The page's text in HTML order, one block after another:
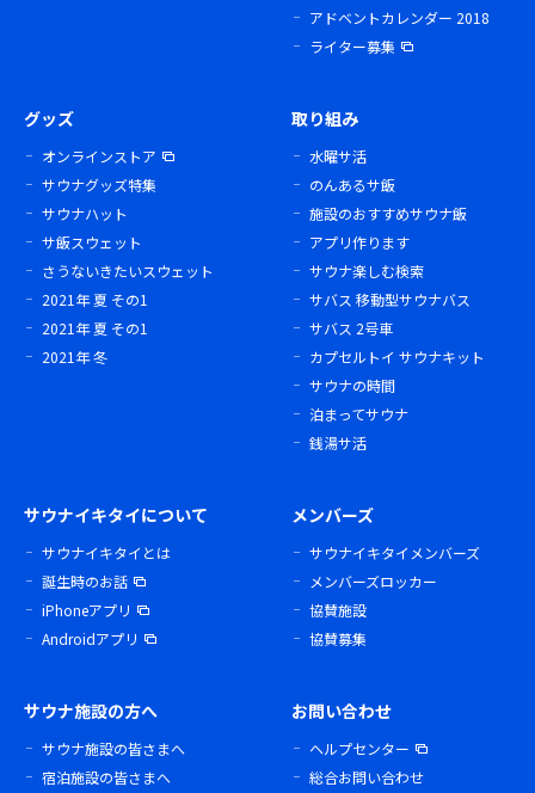
アドベントカレンダー 2018
ライター募集
グッズ
オンラインストア
サウナグッズ特集
サウナハット
サ飯スウェット
さうないきたいスウェット
2021年 夏 その1
2021年 夏 その1
2021年 冬
取り組み
水曜サ活
のんあるサ飯
施設のおすすめサウナ飯
アプリ作ります
サウナ楽しむ検索
サバス 移動型サウナバス
サバス 2号車
カプセルトイ サウナキット
サウナの時間
泊まってサウナ
銭湯サ活
サウナイキタイについて
サウナイキタイとは
誕生時のお話
iPhoneアプリ
Androidアプリ
メンバーズ
サウナイキタイメンバーズ
メンバーズロッカー
協賛施設
協賛募集
サウナ施設の方へ
サウナ施設の皆さまへ
宿泊施設の皆さまへ
お問い合わせ
ヘルプセンター
総合お問い合わせ